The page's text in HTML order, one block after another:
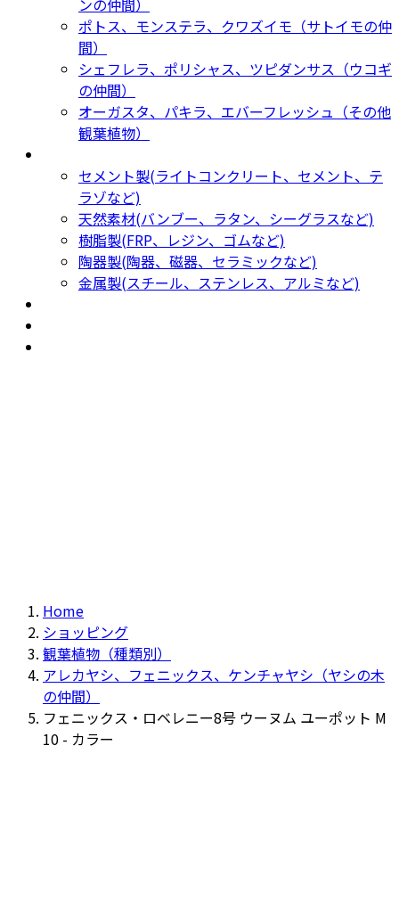
ンの仲間）
ポトス、モンステラ、クワズイモ（サトイモの仲
間）
シェフレラ、ポリシャス、ツピダンサス（ウコギ
の仲間）
オーガスタ、パキラ、エバーフレッシュ（その他
観葉植物）
セメント製(ライトコンクリート、セメント、テ
ラゾなど)
天然素材(バンブー、ラタン、シーグラスなど)
樹脂製(FRP、レジン、ゴムなど)
陶器製(陶器、磁器、セラミックなど)
金属製(スチール、ステンレス、アルミなど)
Home
ショッピング
観葉植物（種類別）
アレカヤシ、フェニックス、ケンチャヤシ（ヤシの木
の仲間）
フェニックス・ロベレニー8号 ウーヌム ユーポット M
10 - カラー